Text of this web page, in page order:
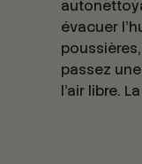
évacuer
passez
l’air libre.